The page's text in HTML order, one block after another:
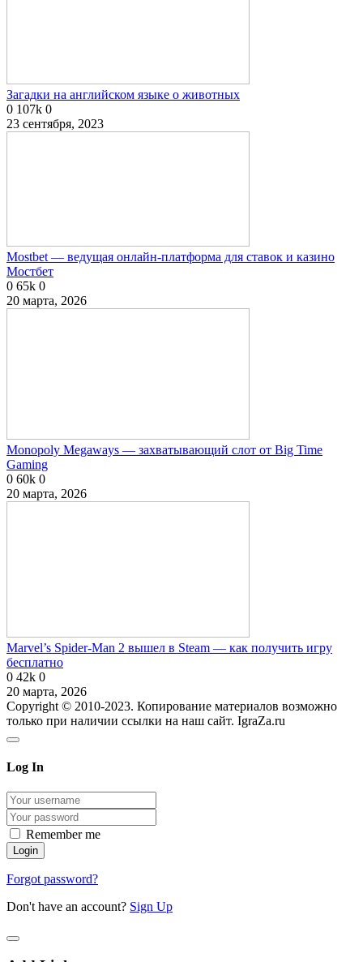
Загадки на английском языке о животных
0 107k 0
23 сентября, 2023
Mostbet — ведущая онлайн-платформа для ставок и казино
Мостбет
0 65k 0
20 марта, 2026
Monopoly Megaways — захватывающий слот от Big Time
Gaming
0 60k 0
20 марта, 2026
Marvel’s Spider-Man 2 вышел в Steam — как получить игру
бесплатно
0 42k 0
20 марта, 2026
Copyright © 2010-2023. Копирование материалов возможно
только при наличии ссылки на наш сайт. IgraZa.ru
Log In
Remember me
Forgot password?
Don't have an account? Sign Up